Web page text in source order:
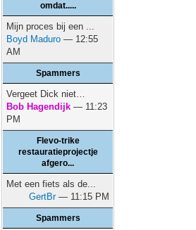
omdat.....
Mijn proces bij een ...
Boyd Maduro — 12:55
AM
Spammers
Vergeet Dick niet…
Bob Hagendijk — 11:23
PM
Flevo-trike
restauratieprojectje
afgero...
Met een fiets als de...
GertBr— 11:15 PM
Spammers